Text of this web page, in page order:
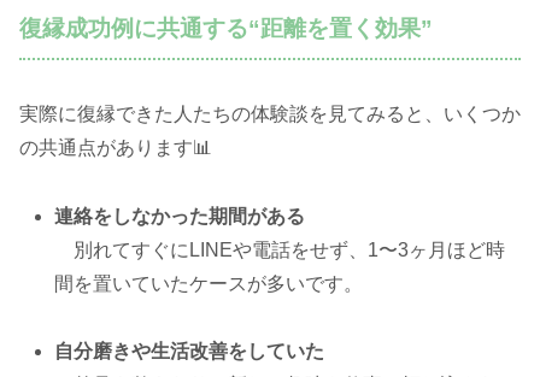
復縁成功例に共通する“距離を置く効果”
実際に復縁できた人たちの体験談を見てみると、いくつか
の共通点があります📊
連絡をしなかった期間がある
別れてすぐにLINEや電話をせず、1〜3ヶ月ほど時
間を置いていたケースが多いです。
自分磨きや生活改善をしていた